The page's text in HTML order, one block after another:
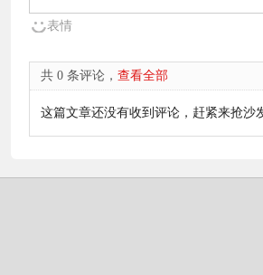
表情
共 0 条评论， 查看全部
这篇文章还没有收到评论，赶紧来抢沙